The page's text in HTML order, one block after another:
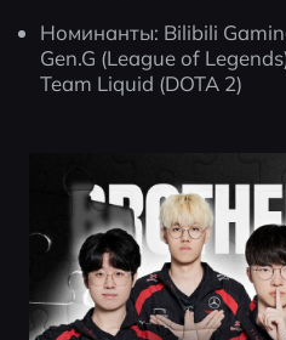
Номинанты: Bilibili
Gen.G (League of
Team Liquid (DOTA 2)